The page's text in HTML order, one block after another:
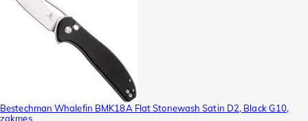
Bestechman Whalefin BMK18A Flat Stonewash Satin D2, Black G10,
zakmes